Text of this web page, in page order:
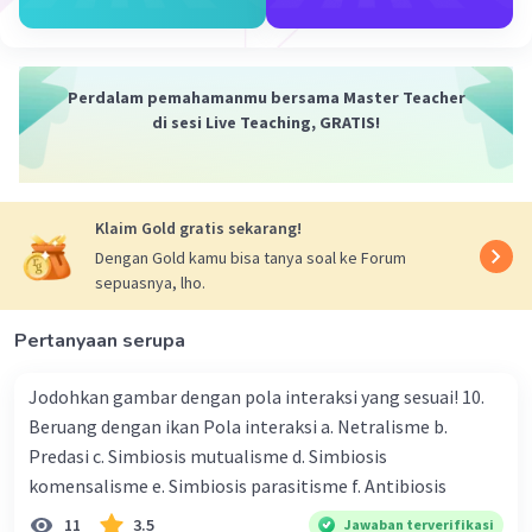
ikan berlemak, dapat membantu meningkatkan
elastisitas pembuluh darah.
Mengurangi Asupan Garam: Konsumsi garam
meningkatkan risiko penyakit jantung.
Mengurangi asupan garam adalah langkah
penting untuk menjaga peredaran darah yang
sehat.
Mengonsumsi Serat: Makan makanan yang
tinggi serat, seperti buah-buahan, sayuran, biji-
membantu menjaga berat badan yang sehat,
mengontrol kadar gula darah, dan menurunkan
risiko penyakit kardiovaskular.
Menghindari Gula Tambahkan : Gula tambahan
dalam makanan dan minuman dapat
Perdalam pemahamanmu bersama Master Teacher
di sesi Live Teaching, GRATIS!
Klaim Gold gratis sekarang!
Dengan Gold kamu bisa tanya soal ke Forum
sepuasnya, lho.
Pertanyaan serupa
Jodohkan gambar dengan pola interaksi yang sesuai! 10.
Beruang dengan ikan Pola interaksi a. Netralisme b.
Predasi c. Simbiosis mutualisme d. Simbiosis
komensalisme e. Simbiosis parasitisme f. Antibiosis
11 3.5 Jawaban terverifikasi